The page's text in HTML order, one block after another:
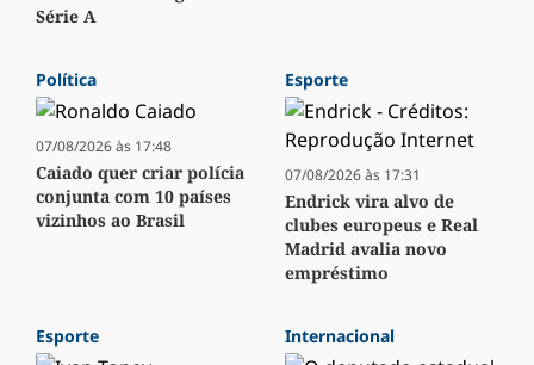
Série A
Política
07/08/2026 às 17:48
Caiado quer criar polícia
conjunta com 10 países
vizinhos ao Brasil
Esporte
07/08/2026 às 17:31
Endrick vira alvo de
clubes europeus e Real
Madrid avalia novo
empréstimo
Esporte Internacional